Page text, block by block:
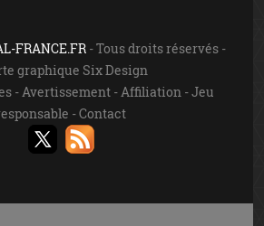
FRANCE.FR- Tous droits réservés -
graphique Six Design
-Avertissement-Affiliation-Jeu
-Contact